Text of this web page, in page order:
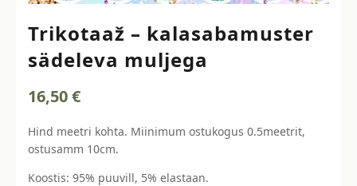
Trikotaaž – kalasabamuster
sädeleva muljega
16,50€
Hind meetri kohta. Miinimum ostukogus 0.5meetrit,
ostusamm 10cm.
Koostis: 95% puuvill, 5% elastaan.